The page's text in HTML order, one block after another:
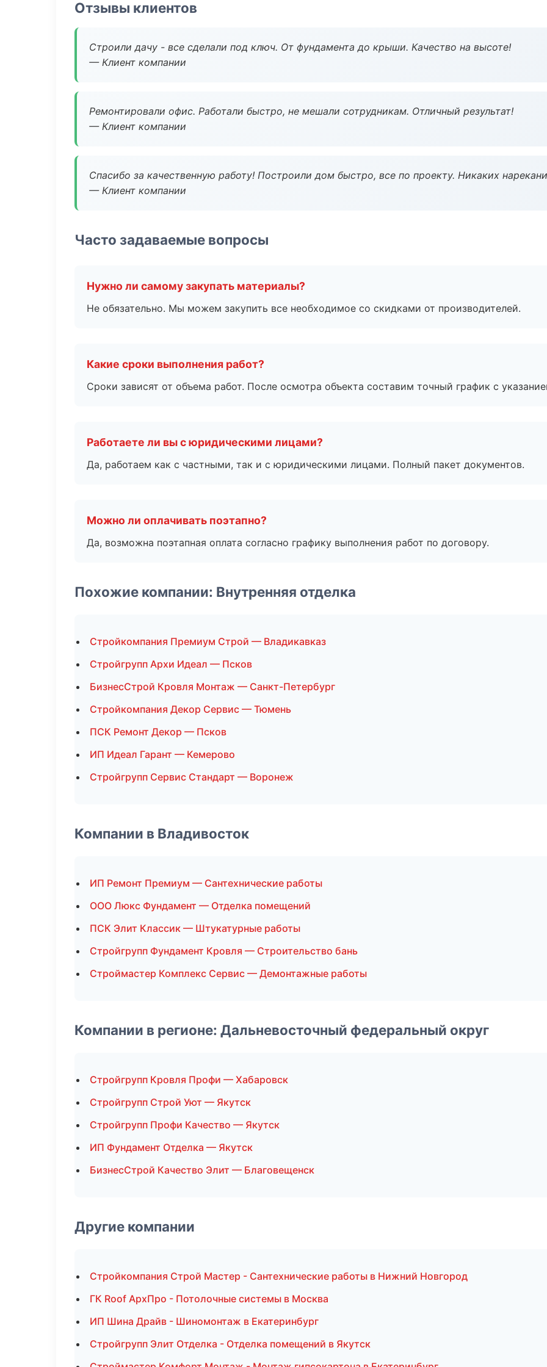
Отзывы клиентов
Строили дачу - все сделали под ключ. От фундамента до крыши. Качество на высоте!
— Клиент компании
Ремонтировали офис. Работали быстро, не мешали сотрудникам. Отличный результат!
— Клиент компании
Спасибо за качественную работу! Построили дом быстро, все по проекту. Никаких
— Клиент компании
Часто задаваемые вопросы
Нужно ли самому закупать материалы?
Не обязательно. Мы можем закупить все необходимое со скидками от производителей.
Какие сроки выполнения работ?
Сроки зависят от объема работ. После осмотра объекта составим точный график с
Работаете ли вы с юридическими лицами?
Да, работаем как с частными, так и с юридическими лицами. Полный пакет документов.
Можно ли оплачивать поэтапно?
Да, возможна поэтапная оплата согласно графику выполнения работ по договору.
Похожие компании: Внутренняя отделка
Стройкомпания Премиум Строй — Владикавказ
Стройгрупп Архи Идеал — Псков
БизнесСтрой Кровля Монтаж — Санкт-Петербург
Стройкомпания Декор Сервис — Тюмень
ПСК Ремонт Декор — Псков
ИП Идеал Гарант — Кемерово
Стройгрупп Сервис Стандарт — Воронеж
Компании в Владивосток
ИП Ремонт Премиум — Сантехнические работы
ООО Люкс Фундамент — Отделка помещений
ПСК Элит Классик — Штукатурные работы
Стройгрупп Фундамент Кровля — Строительство бань
Строймастер Комплекс Сервис — Демонтажные работы
Компании в регионе: Дальневосточный федеральный округ
Стройгрупп Кровля Профи — Хабаровск
Стройгрупп Строй Уют — Якутск
Стройгрупп Профи Качество — Якутск
ИП Фундамент Отделка — Якутск
БизнесСтрой Качество Элит — Благовещенск
Другие компании
Стройкомпания Строй Мастер - Сантехнические работы в Нижний Новгород
ГК Roof АрхПро - Потолочные системы в Москва
ИП Шина Драйв - Шиномонтаж в Екатеринбург
Стройгрупп Элит Отделка - Отделка помещений в Якутск